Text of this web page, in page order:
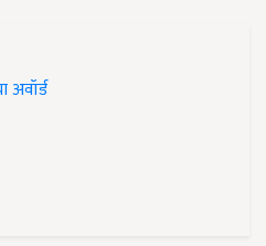
अवॉर्ड